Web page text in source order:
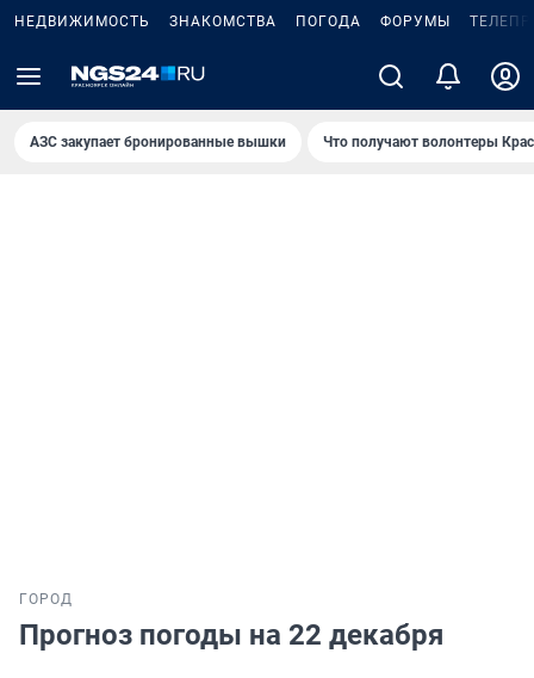
НЕДВИЖИМОСТЬ ЗНАКОМСТВА ПОГОДА ФОРУМЫ
AЗС закупает бронированные вышки Что получают волонтеры
ГОРОД
Прогноз погоды на 22 декабря